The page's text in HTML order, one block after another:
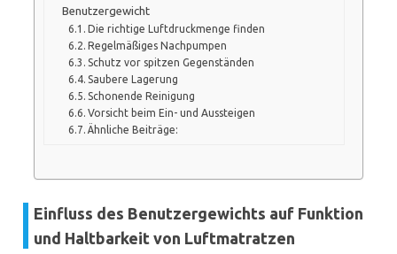
Benutzergewicht
Die richtige Luftdruckmenge finden
Regelmäßiges Nachpumpen
Schutz vor spitzen Gegenständen
Saubere Lagerung
Schonende Reinigung
Vorsicht beim Ein- und Aussteigen
Ähnliche Beiträge:
Einfluss des Benutzergewichts auf Funktion
und Haltbarkeit von Luftmatratzen